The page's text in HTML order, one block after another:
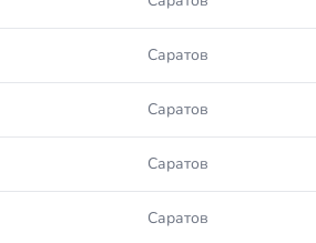
Саратов
Саратов
Саратов
Саратов